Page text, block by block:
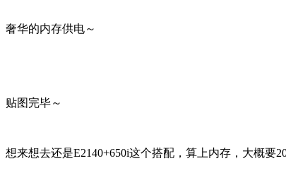
奢华的内存供电～
贴图完毕～
想来想去还是E2140+650i这个搭配，算上内存，大概要